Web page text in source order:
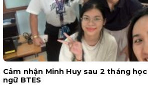
Cảm nhận Minh Huy sau 2 tháng
ngữ BTES